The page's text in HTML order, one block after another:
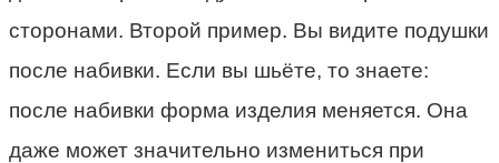
сторонами. Второй пример. Вы видите подушки
после набивки. Если вы шьёте, то знаете:
после набивки форма изделия меняется. Она
даже может значительно измениться при